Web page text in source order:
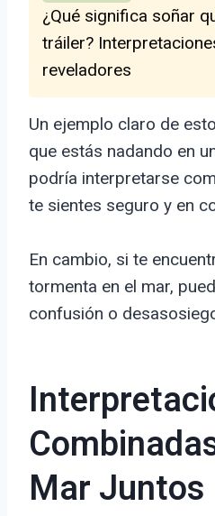
¿Qué significa soñar
tráiler?
reveladores
Un ejemplo claro de
que estás nadando en
podría interpretarse
te sientes seguro y en
En cambio, si te
tormenta en el mar,
confusión o
Mar Juntos